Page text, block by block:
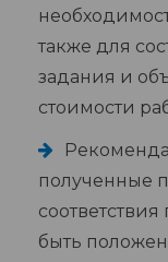
также для
задания и
стоимости
полученные
быть